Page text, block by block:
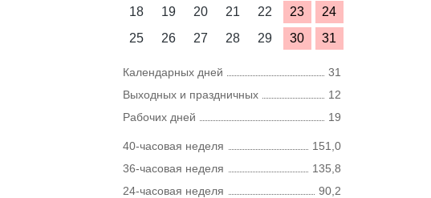
18
19 20 21 22 23
24
25
26 27 28 29 30 31
Календарных дней
31
Выходных и праздничных
12
Рабочих дней
19
40-часовая неделя
151,0
36-часовая неделя
135,8
24-часовая неделя
90,2